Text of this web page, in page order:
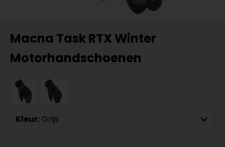
Macna Task RTX Winter
Motorhandschoenen
Kleur: Grijs